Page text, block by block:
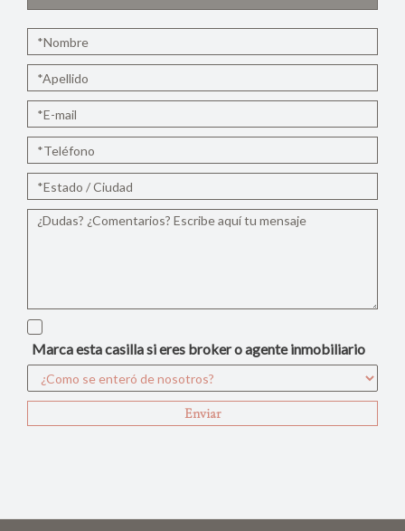
Marca esta casilla si eres broker o agente inmobiliario
Enviar